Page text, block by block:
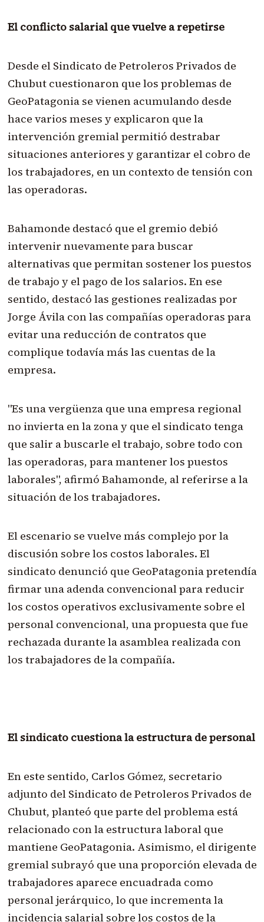
El conflicto salarial que vuelve a repetirse
Desde el Sindicato de Petroleros Privados de
Chubut cuestionaron que los problemas de
GeoPatagonia se vienen acumulando desde
hace varios meses y explicaron que la
intervención gremial permitió destrabar
situaciones anteriores y garantizar el cobro de
los trabajadores, en un contexto de tensión con
las operadoras.
Bahamonde destacó que el gremio debió
intervenir nuevamente para buscar
alternativas que permitan sostener los puestos
de trabajo y el pago de los salarios. En ese
sentido, destacó las gestiones realizadas por
Jorge Ávila con las compañías operadoras para
evitar una reducción de contratos que
complique todavía más las cuentas de la
empresa.
"Es una vergüenza que una empresa regional
no invierta en la zona y que el sindicato tenga
que salir a buscarle el trabajo, sobre todo con
las operadoras, para mantener los puestos
laborales", afirmó Bahamonde, al referirse a la
situación de los trabajadores.
El escenario se vuelve más complejo por la
discusión sobre los costos laborales. El
sindicato denunció que GeoPatagonia pretendía
firmar una adenda convencional para reducir
los costos operativos exclusivamente sobre el
personal convencional, una propuesta que fue
rechazada durante la asamblea realizada con
los trabajadores de la compañía.
El sindicato cuestiona la estructura de personal
En este sentido, Carlos Gómez, secretario
adjunto del Sindicato de Petroleros Privados de
Chubut, planteó que parte del problema está
relacionado con la estructura laboral que
mantiene GeoPatagonia. Asimismo, el dirigente
gremial subrayó que una proporción elevada de
trabajadores aparece encuadrada como
personal jerárquico, lo que incrementa la
incidencia salarial sobre los costos de la